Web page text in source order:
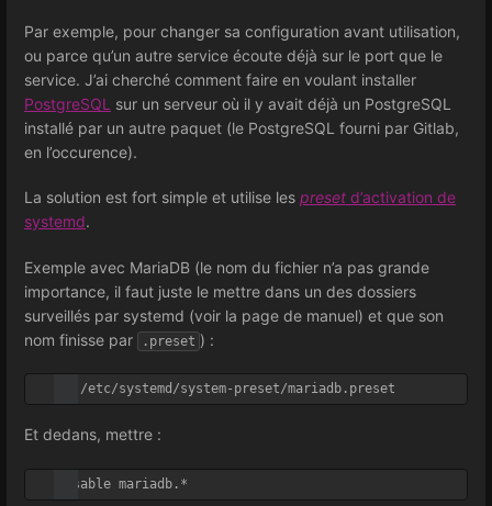
Par exemple, pour changer sa configuration avant utilisation,
ou parce qu’un autre service écoute déjà sur le port que le
service. J’ai cherché comment faire en voulant installer
PostgreSQL sur un serveur où il y avait déjà un PostgreSQL
installé par un autre paquet (le PostgreSQL fourni par Gitlab,
en l’occurence).
La solution est fort simple et utilise les preset d’activation de
systemd.
Exemple avec MariaDB (le nom du fichier n’a pas grande
importance, il faut juste le mettre dans un des dossiers
surveillés par systemd (voir la page de manuel) et que son
nom finisse par
.preset ) :
Et dedans, mettre :